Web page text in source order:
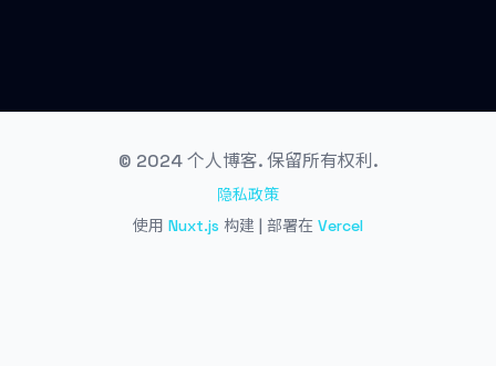
© 2024 个人博客. 保留所有权利.
隐私政策
使用 Nuxt.js 构建 | 部署在 Vercel